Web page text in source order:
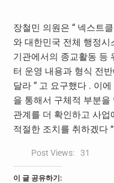
장철민 의원은 “넥스트클
와 대한민국 전체 행정시
기관에서의 종교활동 등
터 운영 내용과 형식 전
달라 “고 요구했다 . 이
을 통해서 구체적 부분
관계를 더 확인하고 사
적절한 조치를 취하겠다 ”
Post Views: 31
이 글 공유하기: